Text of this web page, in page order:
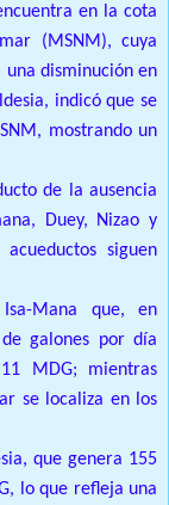
en la cota
(MSNM), cuya
una disminución en
, indicó que se
mostrando un
de la ausencia
Duey, Nizao y
siguen
Mana que, en
galones por día
MDG; mientras
se localiza en los
, que genera 155
lo que refleja una